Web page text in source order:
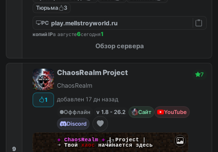
Тюрьма
3
PC play.mellstroyworld.ru
копий IPв августе6сегодня1
Обзор сервера
9
1
ChaosRealm Project 7
ChaosRealm
добавлен 17 дн назад
Оффлайн
v 1.8 - 26.2 Сайт
YouTube
Discord
◈ ChaosRealm ◈┃ Project
➜ Твой хаос начинается здесь